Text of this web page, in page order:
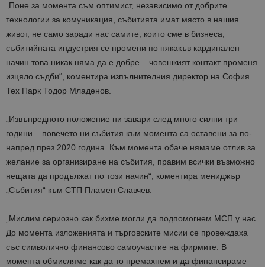
„Поне за момента съм оптимист, независимо от добрите
технологии за комуникация, събитията имат място в нашия
живот, не само заради нас самите, които сме в бизнеса,
събитийната индустрия се промени по някакъв кардинален
начин това никак няма да е добре – човешкият контакт променя
изцяло съдби“, коментира изпълнителния директор на София
Тех Парк Тодор Младенов.
„Извънредното положение ни завари след много силни три
години – повечето ни събития към момента са оставени за по-
напред през 2020 година. Към момента обаче нямаме отлив за
желание за организиране на събития, правим всички възможно
нещата да продължат по този начин“, коментира мениджър
„Събития“ към СТП Пламен Славчев.
„Мислим сериозно как бихме могли да подпомогнем МСП у нас.
До момента изложенията и търговските мисии се провеждаха
със символично финансово самоучастие на фирмите. В
момента обмисляме как да то премахнем и да финансираме